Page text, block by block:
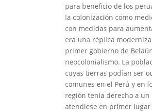
para beneficio de los
la colonización como
con medidas para
era una réplica
primer gobierno de
neocolonialismo. La
cuyas tierras podían ser
comunes en el Perú y en
región tenía derecho a
atendiese en primer